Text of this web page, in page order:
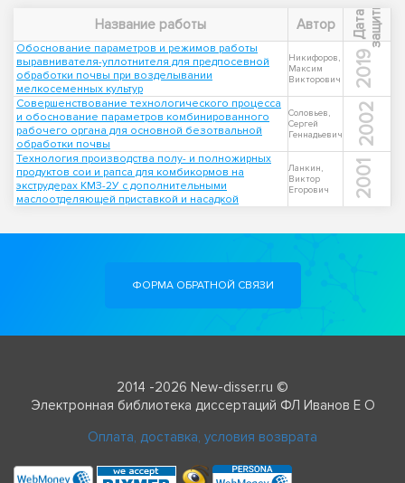
Название работы Автор Д
а
т
а
з
а
щ
и
т ы
Обоснование параметров и режимов работы
выравнивателя-уплотнителя для предпосевной
обработки почвы при возделывании
мелкосеменных культур
Никифоров,
Максим
Викторович
2019
Совершенствование технологического процесса
и обоснование параметров комбинированного
рабочего органа для основной безотвальной
обработки почвы
Соловьев,
Сергей
Геннадьевич
2002
Технология производства полу- и полножирных
продуктов сои и рапса для комбикормов на
экструдерах КМЗ-2У с дополнительными
маслоотделяющей приставкой и насадкой
Ланкин,
Виктор
Егорович
2001
ФОРМА ОБРАТНОЙ СВЯЗИ
2014 -2026 New-disser.ru ©
Электронная библиотека диссертаций ФЛ Иванов Е О
Оплата, доставка, условия возврата